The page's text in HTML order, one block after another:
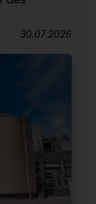
30.07.2026